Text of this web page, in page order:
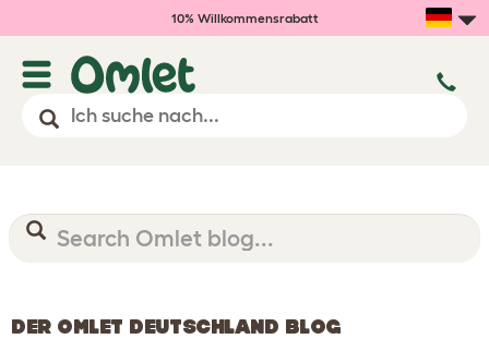
10% Willkommensrabatt
DER OMLET DEUTSCHLAND BLOG